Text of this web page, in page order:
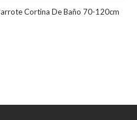
actualCortina De Baño 70-120cm